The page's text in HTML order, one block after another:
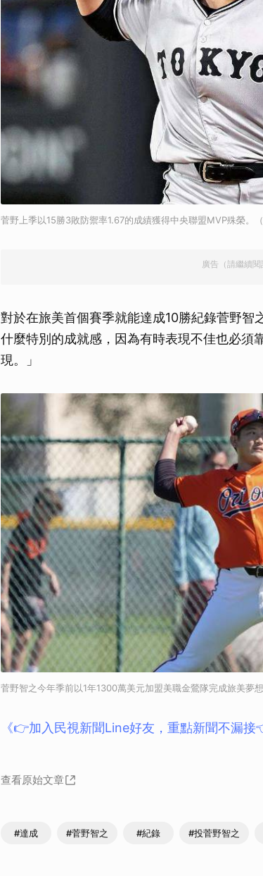
菅野上季以15勝3敗防禦率1.67的成績獲得中央聯盟MVP殊榮。（
廣告（請繼續閱
對於在旅美首個賽季就能達成10勝紀錄菅野智
什麼特別的成就感，因為有時表現不佳也必須
現。」
菅野智之今年季前以1年1300萬美元加盟美職金鶯隊完成旅美夢想
《👉加入民視新聞Line好友，重點新聞不漏接
查看原始文章
#達成 #菅野智之 #紀錄 #投菅野智之